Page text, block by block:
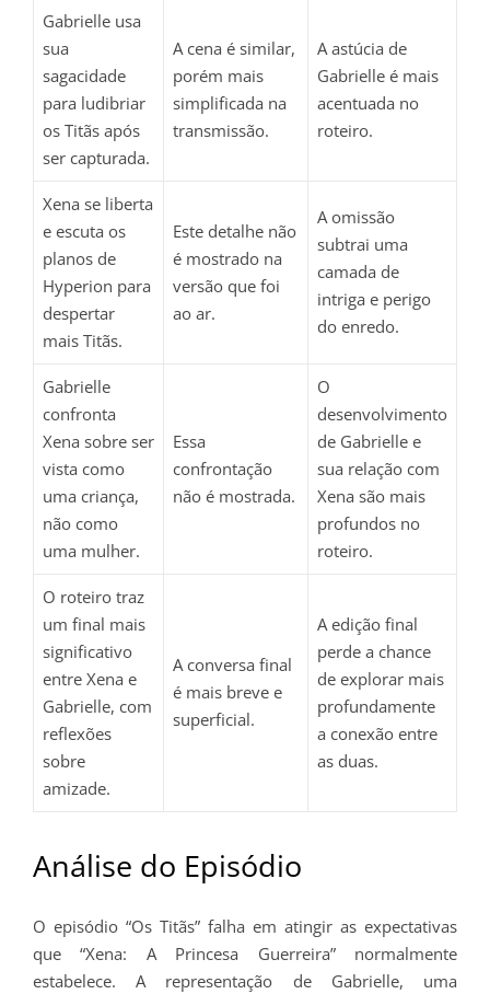
Gabrielle usa
sua
sagacidade
para ludibriar
os Titãs após
ser capturada.
A cena é similar,
porém mais
simplificada na
transmissão.
A astúcia de
Gabrielle é mais
acentuada no
roteiro.
Xena se liberta
e escuta os
planos de
Hyperion para
despertar
mais Titãs.
Este detalhe não
é mostrado na
versão que foi
ao ar.
A omissão
subtrai uma
camada de
intriga e perigo
do enredo.
Gabrielle
confronta
Xena sobre ser
vista como
uma criança,
não como
uma mulher.
Essa
confrontação
não é mostrada.
O
desenvolvimento
de Gabrielle e
sua relação com
Xena são mais
profundos no
roteiro.
O roteiro traz
um final mais
significativo
entre Xena e
Gabrielle, com
reflexões
sobre
amizade.
A conversa final
é mais breve e
superficial.
A edição final
perde a chance
de explorar mais
profundamente
a conexão entre
as duas.
Análise do Episódio
O episódio “Os Titãs” falha em atingir as expectativas
que “Xena: A Princesa Guerreira” normalmente
estabelece. A representação de Gabrielle, uma